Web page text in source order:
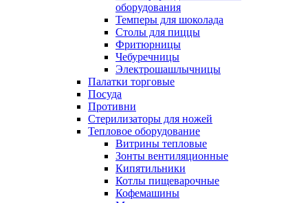
оборудования
Темперы для шоколада
Столы для пиццы
Фритюрницы
Чебуречницы
Электрошашлычницы
Палатки торговые
Посуда
Противни
Стерилизаторы для ножей
Тепловое оборудование
Витрины тепловые
Зонты вентиляционные
Кипятильники
Котлы пищеварочные
Кофемашины